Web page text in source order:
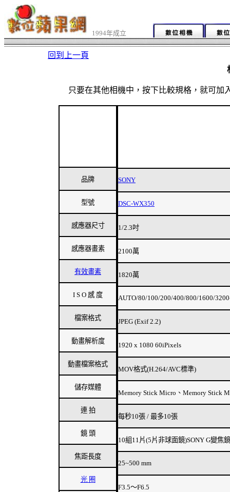
1994年成立
回到上一頁
只要在其他相機中，按下比較規格，就可
品牌
型號
感應器尺寸
感應器畫素
有效畫素
I S O 感 度
檔案格式
動畫解析度
動畫檔案格式
儲存媒體
連 拍
鏡 頭
焦距長度
光 圈
SONY
DSC-WX350
1/2.3吋
2100萬
1820萬
AUTO/80/100/200/400/800/1600/
JPEG (Exif 2.2)
1920 x 1080 60iPixels
MOV格式(H.264/AVC標準)
Memory Stick Micro、Memory Stick
每秒10張 / 最多10張
10組11片(5片非球面鏡)SONY G變焦
25~500 mm
F3.5～F6.5